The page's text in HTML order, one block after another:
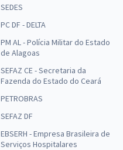
SEDES
PC DF - DELTA
PM AL - Polícia Militar do Estado
de Alagoas
SEFAZ CE - Secretaria da
Fazenda do Estado do Ceará
PETROBRAS
SEFAZ DF
EBSERH - Empresa Brasileira de
Serviços Hospitalares